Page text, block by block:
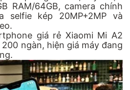
RAM/64GB, camera chính
selfie kép 20MP+2MP và
giá rẻ Xiaomi Mi A2
ngàn, hiện giá máy đang